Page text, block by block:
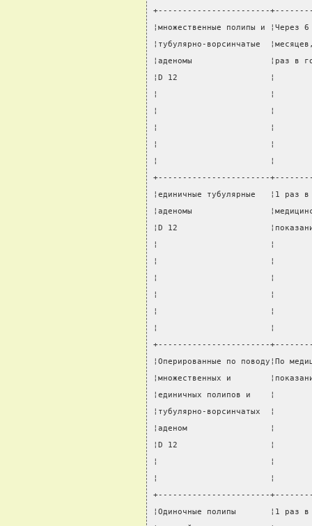
+-----------------------
¦множественные полипы и
¦тубулярно-ворсинчатые
¦аденомы                ¦раз в
¦D 12                   ¦
¦                       ¦
¦                       ¦
¦                       ¦
¦                       ¦
¦                       ¦
+-----------------------
¦единичные тубулярные   ¦1
¦аденомы
¦D 12
¦                       ¦
¦                       ¦
¦                       ¦
¦                       ¦
¦                       ¦
¦                       ¦
+-----------------------
¦Оперированные по поводу¦По
¦множественных и
¦единичных полипов и    ¦
¦тубулярно-ворсинчатых  ¦
¦аденом                 ¦
¦D 12                   ¦
¦                       ¦
¦                       ¦
+-----------------------
¦Одиночные полипы       ¦1 раз в